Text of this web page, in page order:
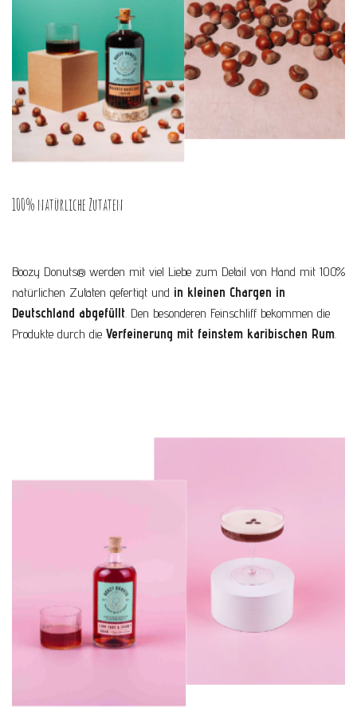
100% natürliche Zutaten
Boozy Donuts® werden mit viel Liebe zum Detail von Hand mit 100%
natürlichen Zutaten gefertigt und in kleinen Chargen in
Deutschland abgefüllt. Den besonderen Feinschliff bekommen die
Produkte durch die Verfeinerung mit feinstem karibischen Rum.